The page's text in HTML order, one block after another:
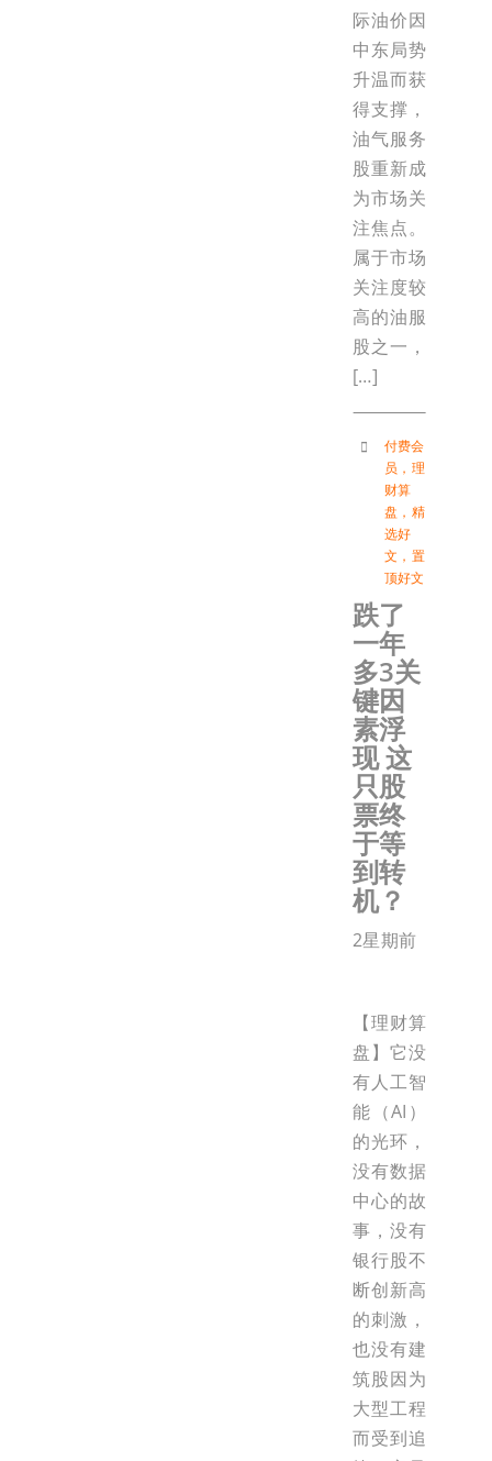
际油价因
中东局势
升温而获
得支撑，
油气服务
股重新成
为市场关
注焦点。
属于市场
关注度较
高的油服
股之一，
[…]
付费会
员 ， 理
财算
盘 ， 精
选好
文 ， 置
顶好文
跌了
一年
多3关
键因
素浮
现 这
只股
票终
于等
到转
机？
2星期前
【理财算
盘】它没
有人工智
能（AI）
的光环，
没有数据
中心的故
事，没有
银行股不
断创新高
的刺激，
也没有建
筑股因为
大型工程
而受到追